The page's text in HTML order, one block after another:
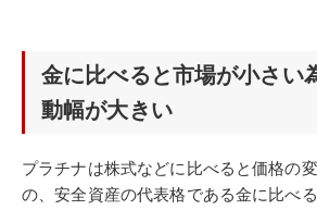
金に比べると市場が小さい
動幅が大きい
プラチナは株式などに比べると価格の
の、安全資産の代表格である金に比べ